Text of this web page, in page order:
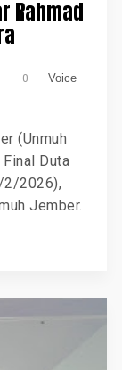
Rahmad
0 Voice
(Unmuh
Duta
2/2026),
Jember.